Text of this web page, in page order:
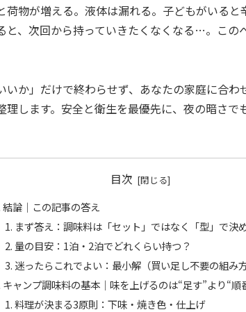
荷物が増える。液体は漏れる。子どもがいる
と、次回から持っていきたくなくなる…。この
いか」だけで終わらせず、あなたの家庭に合
理します。安全と衛生を最優先に、夜の暗さで
目次
結論｜この記事の答え
まず答え：調味料は「セット」ではなく「型」で決
量の目安：1泊・2泊でどれくらい持つ？
迷ったらこれでよい：最小解（買い足し不要の組み方
キャンプ調味料の基本｜味を上げるのは“足す”より“順
料理が決まる3原則：下味・焼き色・仕上げ